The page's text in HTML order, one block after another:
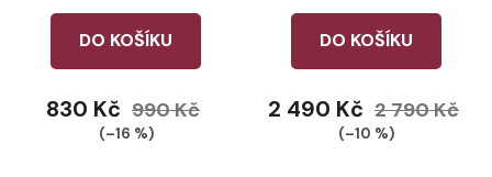
DO KOŠÍKU
830 Kč 990 Kč
(–16 %)
DO KOŠÍKU
2 490 Kč 2 790 Kč
(–10 %)